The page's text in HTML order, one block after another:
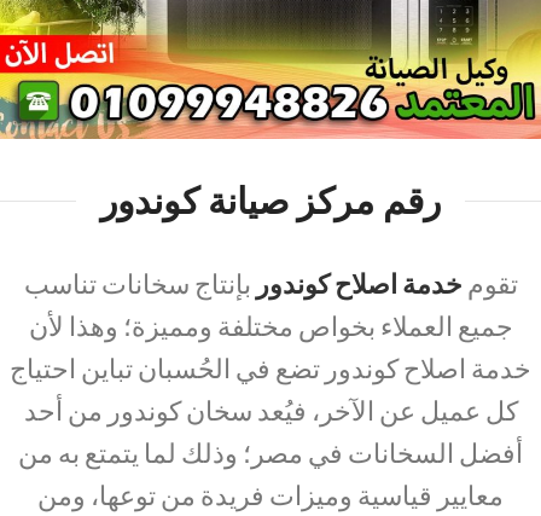
رقم مركز صيانة كوندور
تقوم خدمة اصلاح كوندور بإنتاج سخانات تناسب
جميع العملاء بخواص مختلفة ومميزة؛ وهذا لأن
خدمة اصلاح كوندور تضع في الحُسبان تباين احتياج
كل عميل عن الآخر، فيُعد سخان كوندور من أحد
أفضل السخانات في مصر؛ وذلك لما يتمتع به من
معايير قياسية وميزات فريدة من توعها، ومن